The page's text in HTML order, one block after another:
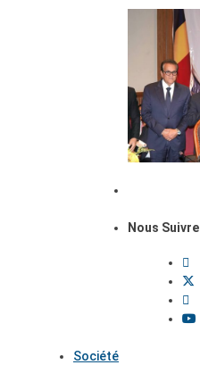
Nous Suivre
Société